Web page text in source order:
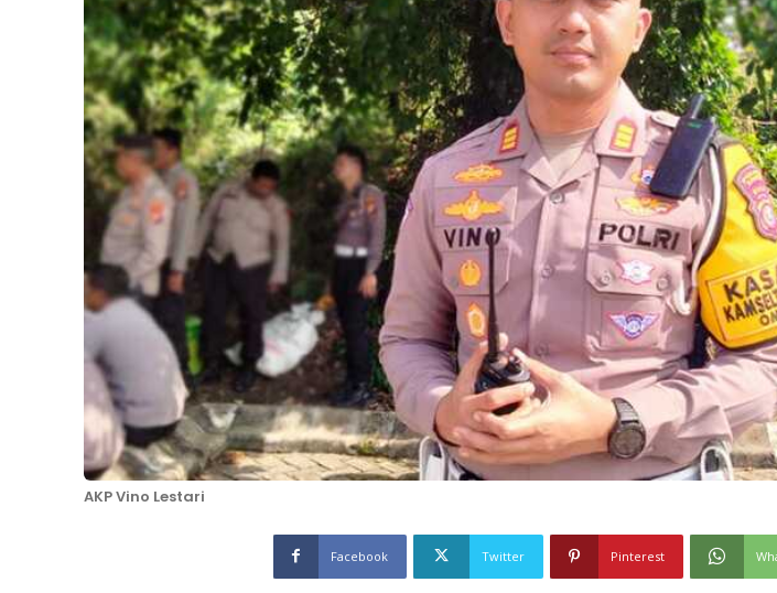
AKP Vino Lestari
Facebook Twitter Pinterest